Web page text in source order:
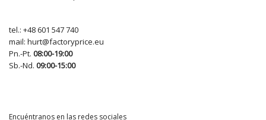
tel.: +48 601 547 740
mail: hurt@factoryprice.eu
Pn.-Pt. 08:00-19:00
Sb.-Nd. 09:00-15:00
Encuéntranos en las redes sociales